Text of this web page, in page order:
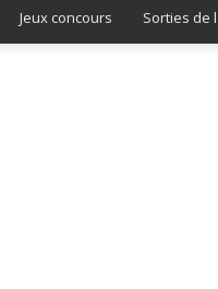
Jeux concours Sorties de